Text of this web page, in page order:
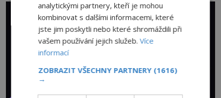
analytickými partnery, kteří je mohou
kombinovat s dalšími informacemi, které
jste jim poskytli nebo které shromáždili při
vašem používání jejich služeb.Více
informací
ZOBRAZIT VŠECHNY PARTNERY (1616)
→